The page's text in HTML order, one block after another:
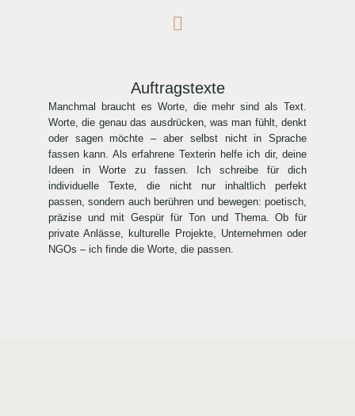
Auftragstexte
Manchmal braucht es Worte, die mehr sind als Text.
Worte, die genau das ausdrücken, was man fühlt, denkt
oder sagen möchte – aber selbst nicht in Sprache
fassen kann. Als erfahrene Texterin helfe ich dir, deine
Ideen in Worte zu fassen. Ich schreibe für dich
individuelle Texte, die nicht nur inhaltlich perfekt
passen, sondern auch berühren und bewegen: poetisch,
präzise und mit Gespür für Ton und Thema. Ob für
private Anlässe, kulturelle Projekte, Unternehmen oder
NGOs – ich finde die Worte, die passen.